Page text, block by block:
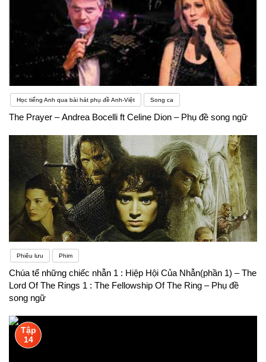
Học tiếng Anh qua bài hát phụ đề Anh-Việt Song ca
The Prayer – Andrea Bocelli ft Celine Dion – Phụ đề song ngữ
Phiêu lưu Phim
Chúa tể những chiếc nhẫn 1 : Hiệp Hội Của Nhẫn(phần 1) – The
Lord Of The Rings 1 : The Fellowship Of The Ring – Phụ đề
song ngữ
Tập
14